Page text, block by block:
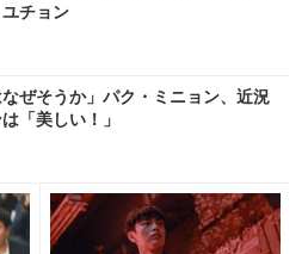
チョン
なぜそうか」パク・ミニョン、近況
「美しい！」